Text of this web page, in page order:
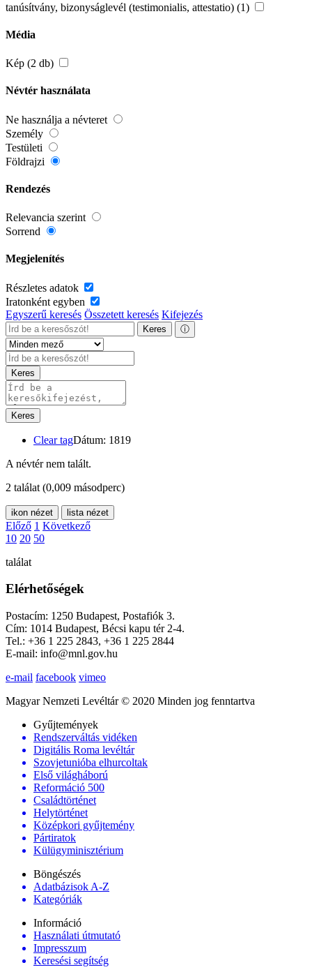
tanúsítvány, bizonyságlevél (testimonialis, attestatio) (1)
Média
Kép (2 db)
Névtér használata
Ne használja a névteret
Személy
Testületi
Földrajzi
Rendezés
Relevancia szerint
Sorrend
Megjelenítés
Részletes adatok
Iratonként egyben
Egyszerű keresés Összetett keresés Kifejezés
Keres ⓘ
Keres
Keres
Clear tagDátum: 1819
A névtér nem talált.
2 találat (0,009 másodperc)
ikon nézet lista nézet
Előző 1 Következő
10 20 50
találat
Elérhetőségek
Postacím: 1250 Budapest, Postafiók 3.
Cím: 1014 Budapest, Bécsi kapu tér 2-4.
Tel.: +36 1 225 2843, +36 1 225 2844
E-mail: info@mnl.gov.hu
e-mail facebook vimeo
Magyar Nemzeti Levéltár © 2020 Minden jog fenntartva
Gyűjtemények
Rendszerváltás vidéken
Digitális Roma levéltár
Szovjetunióba elhurcoltak
Első világháború
Reformáció 500
Családtörténet
Helytörténet
Középkori gyűjtemény
Pártiratok
Külügyminisztérium
Böngészés
Adatbázisok A-Z
Kategóriák
Információ
Használati útmutató
Impresszum
Keresési segítség